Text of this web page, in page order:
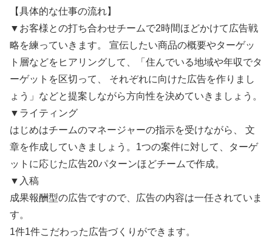
【具体的な仕事の流れ】
▼お客様との打ち合わせチームで2時間ほどかけて広告戦
略を練っていきます。 宣伝したい商品の概要やターゲッ
ト層などをヒアリングして、「住んでいる地域や年収でタ
ーゲットを区切って、 それぞれに向けた広告を作りまし
ょう」などと提案しながら方向性を決めていきましょう。
▼ライティング
はじめはチームのマネージャーの指示を受けながら、 文
章を作成していきましょう。1つの案件に対して、ターゲ
ットに応じた広告20パターンほどチームで作成。
▼入稿
成果報酬型の広告ですので、広告の内容は一任されていま
す。
1件1件こだわった広告づくりができます。